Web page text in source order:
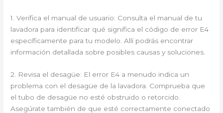
1. Verifica el manual de usuario: Consulta el manual de tu
lavadora para identificar qué significa el código de error E4
específicamente para tu modelo. Allí podrás encontrar
información detallada sobre posibles causas y soluciones.
2. Revisa el desagüe: El error E4 a menudo indica un
problema con el desagüe de la lavadora. Comprueba que
el tubo de desagüe no esté obstruido o retorcido.
Asegúrate también de que esté correctamente conectado